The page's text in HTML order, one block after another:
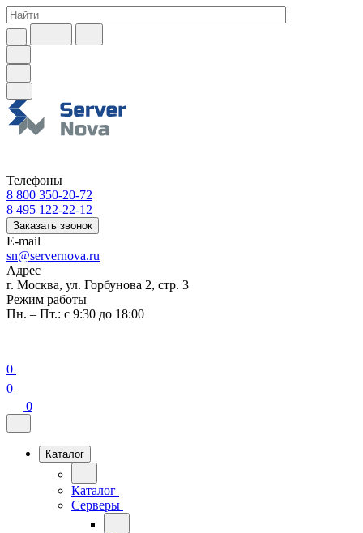
Телефоны
8 800 350-20-72
8 495 122-22-12
Заказать звонок
E-mail
sn@servernova.ru
Адрес
г. Москва, ул. Горбунова 2, стр. 3
Режим работы
Пн. – Пт.: с 9:30 до 18:00
0
0
0
Каталог
Каталог
Серверы